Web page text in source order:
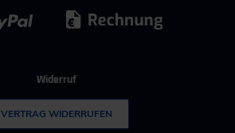
Widerruf
VERTRAG WIDERRUFEN